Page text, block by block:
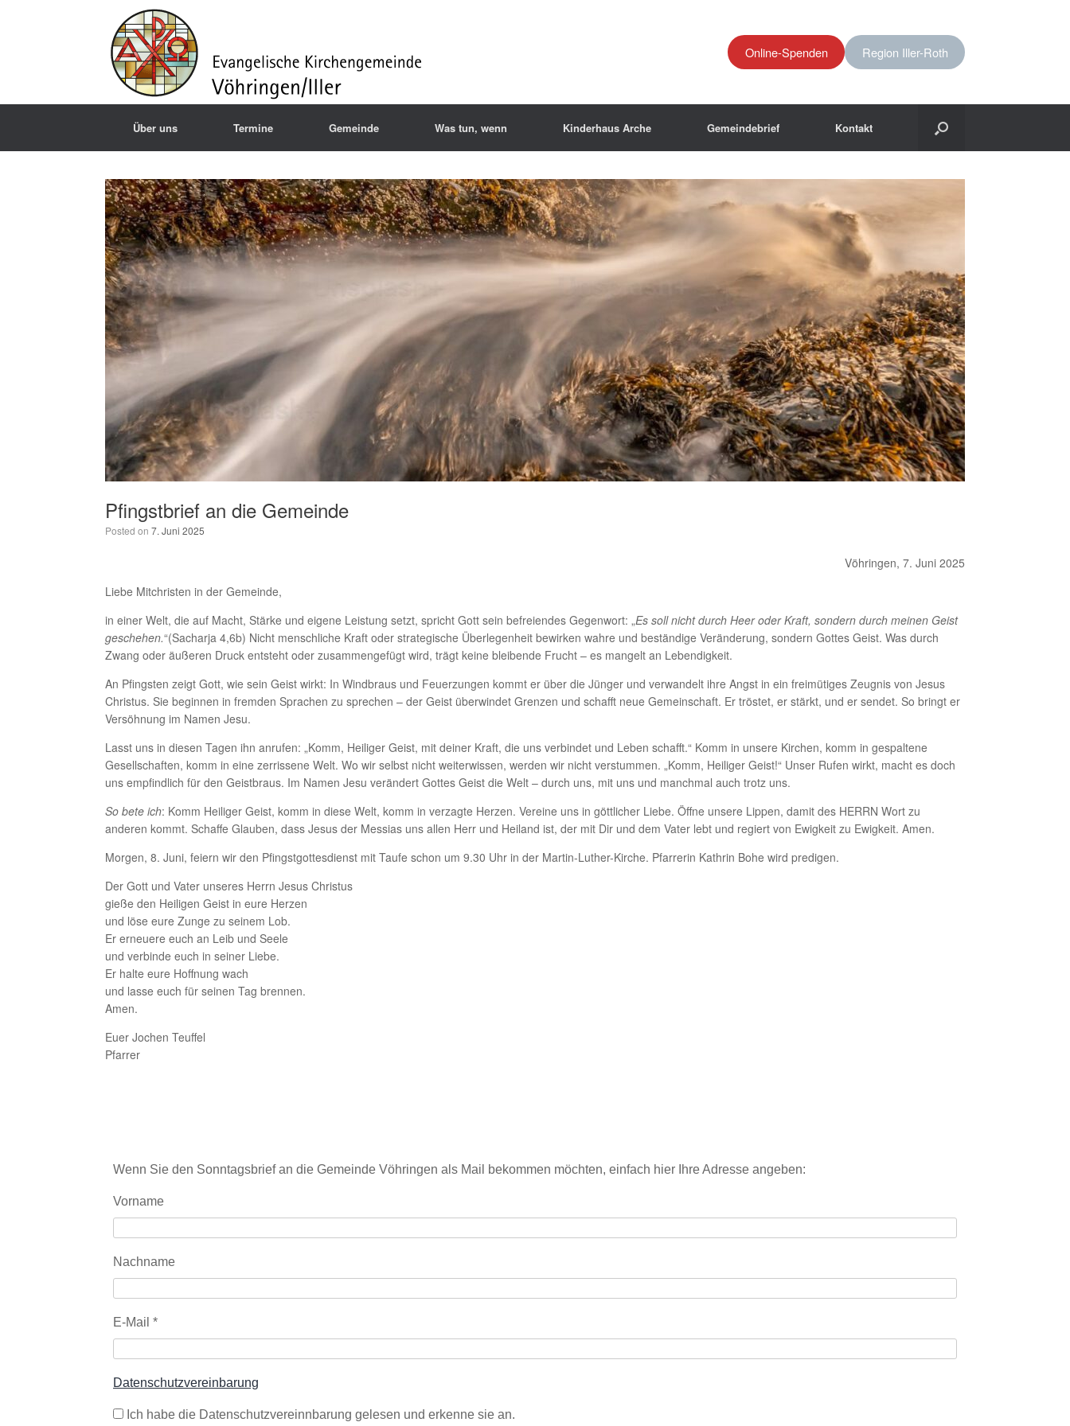
Online-Spenden Region Iller-Roth
Über uns Termine Gemeinde Was tun, wenn Kinderhaus Arche Gemeindebrief Kontakt
Pfingstbrief an die Gemeinde
Posted on 7. Juni 2025
Vöhringen, 7. Juni 2025
Liebe Mitchristen in der Gemeinde,
in einer Welt, die auf Macht, Stärke und eigene Leistung setzt, spricht Gott sein befreiendes Gegenwort: „Es soll nicht durch Heer oder Kraft, sondern durch meinen Geist
geschehen.“(Sacharja 4,6b) Nicht menschliche Kraft oder strategische Überlegenheit bewirken wahre und beständige Veränderung, sondern Gottes Geist. Was durch
Zwang oder äußeren Druck entsteht oder zusammengefügt wird, trägt keine bleibende Frucht – es mangelt an Lebendigkeit.
An Pfingsten zeigt Gott, wie sein Geist wirkt: In Windbraus und Feuerzungen kommt er über die Jünger und verwandelt ihre Angst in ein freimütiges Zeugnis von Jesus
Christus. Sie beginnen in fremden Sprachen zu sprechen – der Geist überwindet Grenzen und schafft neue Gemeinschaft. Er tröstet, er stärkt, und er sendet. So bringt er
Versöhnung im Namen Jesu.
Lasst uns in diesen Tagen ihn anrufen: „Komm, Heiliger Geist, mit deiner Kraft, die uns verbindet und Leben schafft.“ Komm in unsere Kirchen, komm in gespaltene
Gesellschaften, komm in eine zerrissene Welt. Wo wir selbst nicht weiterwissen, werden wir nicht verstummen. „Komm, Heiliger Geist!“ Unser Rufen wirkt, macht es doch
uns empfindlich für den Geistbraus. Im Namen Jesu verändert Gottes Geist die Welt – durch uns, mit uns und manchmal auch trotz uns.
So bete ich: Komm Heiliger Geist, komm in diese Welt, komm in verzagte Herzen. Vereine uns in göttlicher Liebe. Öffne unsere Lippen, damit des HERRN Wort zu
anderen kommt. Schaffe Glauben, dass Jesus der Messias uns allen Herr und Heiland ist, der mit Dir und dem Vater lebt und regiert von Ewigkeit zu Ewigkeit. Amen.
Morgen, 8. Juni, feiern wir den Pfingstgottesdienst mit Taufe schon um 9.30 Uhr in der Martin-Luther-Kirche. Pfarrerin Kathrin Bohe wird predigen.
Der Gott und Vater unseres Herrn Jesus Christus
gieße den Heiligen Geist in eure Herzen
und löse eure Zunge zu seinem Lob.
Er erneuere euch an Leib und Seele
und verbinde euch in seiner Liebe.
Er halte eure Hoffnung wach
und lasse euch für seinen Tag brennen.
Amen.
Euer Jochen Teuffel
Pfarrer
Wenn Sie den Sonntagsbrief an die Gemeinde Vöhringen als Mail bekommen möchten, einfach hier Ihre Adresse angeben:
Vorname
Nachname
E-Mail *
Datenschutzvereinbarung
Ich habe die Datenschutzvereinnbarung gelesen und erkenne sie an.